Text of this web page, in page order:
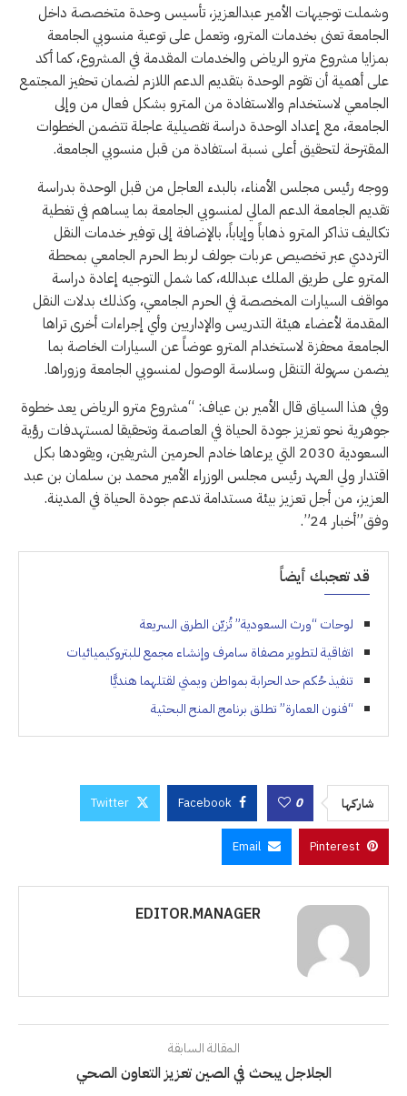
وشملت توجيهات الأمير عبدالعزيز، تأسيس وحدة متخصصة داخل
الجامعة تعنى بخدمات المترو، وتعمل على توعية منسوبي الجامعة
بمزايا مشروع مترو الرياض والخدمات المقدمة في المشروع، كما أكد
على أهمية أن تقوم الوحدة بتقديم الدعم اللازم لضمان تحفيز المجتمع
الجامعي لاستخدام والاستفادة من المترو بشكل فعال من وإلى
الجامعة، مع إعداد الوحدة دراسة تفصيلية عاجلة تتضمن الخطوات
المقترحة لتحقيق أعلى نسبة استفادة من قبل منسوبي الجامعة.
ووجه رئيس مجلس الأمناء، بالبدء العاجل من قبل الوحدة بدراسة
تقديم الجامعة الدعم المالي لمنسوبي الجامعة بما يساهم في تغطية
تكاليف تذاكر المترو ذهاباً وإياباً، بالإضافة إلى توفير خدمات النقل
الترددي عبر تخصيص عربات جولف لربط الحرم الجامعي بمحطة
المترو على طريق الملك عبدالله، كما شمل التوجيه إعادة دراسة
مواقف السيارات المخصصة في الحرم الجامعي، وكذلك بدلات النقل
المقدمة لأعضاء هيئة التدريس والإداريين وأي إجراءات أخرى تراها
الجامعة محفزة لاستخدام المترو عوضاً عن السيارات الخاصة بما
يضمن سهولة التنقل وسلاسة الوصول لمنسوبي الجامعة وزوراها.
وفي هذا السياق قال الأمير بن عياف: “مشروع مترو الرياض يعد خطوة
جوهرية نحو تعزيز جودة الحياة في العاصمة وتحقيقا لمستهدفات رؤية
السعودية 2030 التي يرعاها خادم الحرمين الشريفين، ويقودها بكل
اقتدار ولي العهد رئيس مجلس الوزراء الأمير محمد بن سلمان بن عبد
العزيز، من أجل تعزيز بيئة مستدامة تدعم جودة الحياة في المدينة.
وفق”أخبار 24”.
قد تعجبك أيضاً
لوحات “ورث السعودية” تُزيّن الطرق السريعة
اتفاقية لتطوير مصفاة سامرف وإنشاء مجمع للبتروكيميائيات
تنفيذ حُكم حد الحرابة بمواطن ويمني لقتلهما هنديًّا
“فنون العمارة” تطلق برنامج المنح البحثية
شاركها 0
Facebook
Twitter
Pinterest
Email
EDITOR.MANAGER
المقالة السابقة
الجلاجل يبحث في الصين تعزيز التعاون الصحي